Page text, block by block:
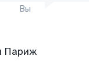
Вы